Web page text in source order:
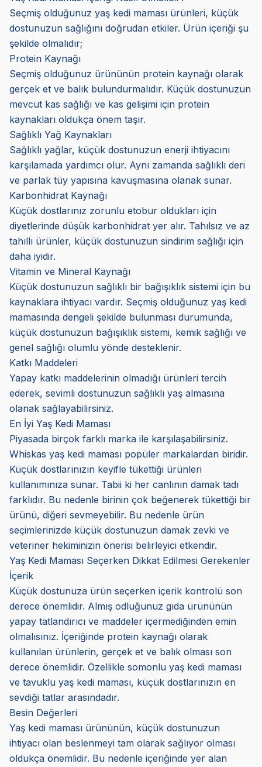
Seçmiş olduğunuz yaş kedi maması ürünleri, küçük
dostunuzun sağlığını doğrudan etkiler. Ürün içeriği şu
şekilde olmalıdır;
Protein Kaynağı
Seçmiş olduğunuz ürününün protein kaynağı olarak
gerçek et ve balık bulundurmalıdır. Küçük dostunuzun
mevcut kas sağlığı ve kas gelişimi için protein
kaynakları oldukça önem taşır.
Sağlıklı Yağ Kaynakları
Sağlıklı yağlar, küçük dostunuzun enerji ihtiyacını
karşılamada yardımcı olur. Aynı zamanda sağlıklı deri
ve parlak tüy yapısına kavuşmasına olanak sunar.
Karbonhidrat Kaynağı
Küçük dostlarınız zorunlu etobur oldukları için
diyetlerinde düşük karbonhidrat yer alır. Tahılsız ve az
tahıllı ürünler, küçük dostunuzun sindirim sağlığı için
daha iyidir.
Vitamin ve Mineral Kaynağı
Küçük dostunuzun sağlıklı bir bağışıklık sistemi için bu
kaynaklara ihtiyacı vardır. Seçmiş olduğunuz yaş kedi
mamasında dengeli şekilde bulunması durumunda,
küçük dostunuzun bağışıklık sistemi, kemik sağlığı ve
genel sağlığı olumlu yönde desteklenir.
Katkı Maddeleri
Yapay katkı maddelerinin olmadığı ürünleri tercih
ederek, sevimli dostunuzun sağlıklı yaş almasına
olanak sağlayabilirsiniz.
En İyi Yaş Kedi Maması
Piyasada birçok farklı marka ile karşılaşabilirsiniz.
Whiskas yaş kedi maması popüler markalardan biridir.
Küçük dostlarınızın keyifle tükettiği ürünleri
kullanımınıza sunar. Tabii ki her canlının damak tadı
farklıdır. Bu nedenle birinin çok beğenerek tükettiği bir
ürünü, diğeri sevmeyebilir. Bu nedenle ürün
seçimlerinizde küçük dostunuzun damak zevki ve
veteriner hekiminizin önerisi belirleyici etkendir.
Yaş Kedi Maması Seçerken Dikkat Edilmesi Gerekenler
İçerik
Küçük dostunuza ürün seçerken içerik kontrolü son
derece önemlidir. Almış odluğunuz gıda ürününün
yapay tatlandırıcı ve maddeler içermediğinden emin
olmalısınız. İçeriğinde protein kaynağı olarak
kullanılan ürünlerin, gerçek et ve balık olması son
derece önemlidir. Özellikle somonlu yaş kedi maması
ve tavuklu yaş kedi maması, küçük dostlarınızın en
sevdiği tatlar arasındadır.
Besin Değerleri
Yaş kedi maması ürününün, küçük dostunuzun
ihtiyacı olan beslenmeyi tam olarak sağlıyor olması
oldukça önemlidir. Bu nedenle içeriğinde yer alan